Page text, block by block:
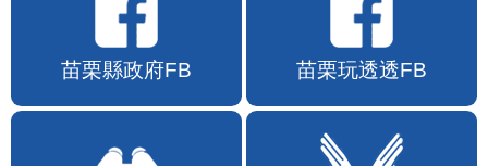
苗栗縣政府FB 苗栗玩透透FB